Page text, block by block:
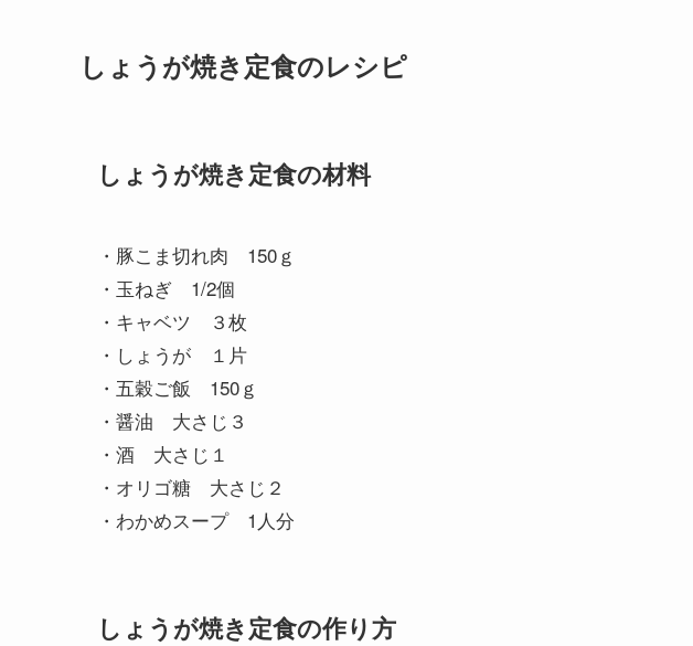
しょうが焼き定食のレシピ
しょうが焼き定食の材料
・豚こま切れ肉 150ｇ
・玉ねぎ 1/2個
・キャベツ ３枚
・しょうが １片
・五穀ご飯 150ｇ
・醤油 大さじ３
・酒 大さじ１
・オリゴ糖 大さじ２
・わかめスープ 1人分
しょうが焼き定食の作り方